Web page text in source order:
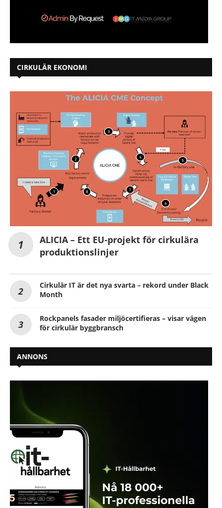
CIRKULÄR EKONOMI
ALICIA – Ett EU-projekt för cirkulära
produktionslinjer
Cirkulär IT är det nya svarta – rekord under Black
Month
Rockpanels fasader miljöcertifieras – visar vägen
för cirkulär byggbransch
ANNONS